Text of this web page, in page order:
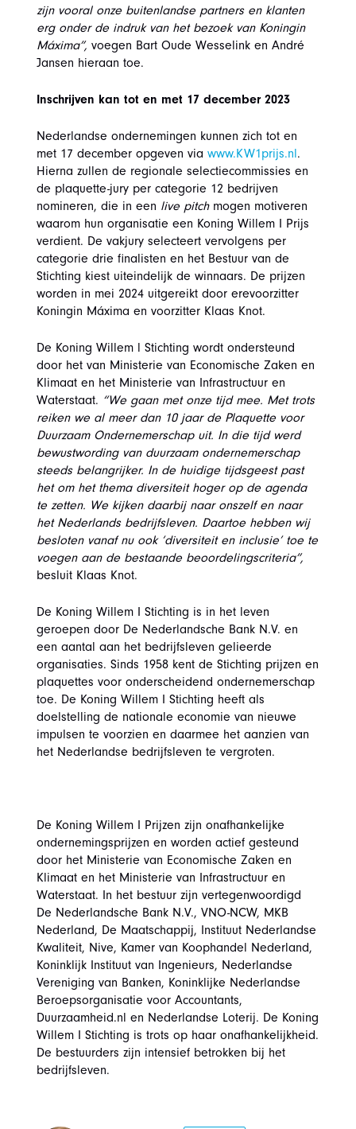
zijn vooral onze buitenlandse partners en klanten
erg onder de indruk van het bezoek van Koningin
Máxima”, voegen Bart Oude Wesselink en André
Jansen hieraan toe.
Inschrijven kan tot en met 17 december 2023
Nederlandse ondernemingen kunnen zich tot en
met 17 december opgeven via www.KW1prijs.nl.
Hierna zullen de regionale selectiecommissies en
de plaquette-jury per categorie 12 bedrijven
nomineren, die in een live pitchmogen motiveren
waarom hun organisatie een Koning Willem I Prijs
verdient. De vakjury selecteert vervolgens per
categorie drie finalisten en het Bestuur van de
Stichting kiest uiteindelijk de winnaars. De prijzen
worden in mei 2024 uitgereikt door erevoorzitter
Koningin Máxima en voorzitter Klaas Knot.
De Koning Willem l Stichting wordt ondersteund
door het van Ministerie van Economische Zaken en
Klimaat en het Ministerie van Infrastructuur en
Waterstaat. “We gaan met onze tijd mee. Met trots
reiken we al meer dan 10 jaar de Plaquette voor
Duurzaam Ondernemerschap uit. In die tijd werd
bewustwording van duurzaam ondernemerschap
steeds belangrijker. In de huidige tijdsgeest past
het om het thema diversiteit hoger op de agenda
te zetten. We kijken daarbij naar onszelf en naar
het Nederlands bedrijfsleven. Daartoe hebben wij
besloten vanaf nu ook ‘diversiteit en inclusie’ toe te
voegen aan de bestaande beoordelingscriteria”,
besluit Klaas Knot.
De Koning Willem I Stichting is in het leven
geroepen door De Nederlandsche Bank N.V. en
een aantal aan het bedrijfsleven gelieerde
organisaties. Sinds 1958 kent de Stichting prijzen en
plaquettes voor onderscheidend ondernemerschap
toe. De Koning Willem I Stichting heeft als
doelstelling de nationale economie van nieuwe
impulsen te voorzien en daarmee het aanzien van
het Nederlandse bedrijfsleven te vergroten.
De Koning Willem I Prijzen zijn onafhankelijke
ondernemingsprijzen en worden actief gesteund
door het Ministerie van Economische Zaken en
Klimaat en het Ministerie van Infrastructuur en
Waterstaat. In het bestuur zijn vertegenwoordigd
De Nederlandsche Bank N.V., VNO-NCW, MKB
Nederland, De Maatschappij, Instituut Nederlandse
Kwaliteit, Nive, Kamer van Koophandel Nederland,
Koninklijk Instituut van Ingenieurs, Nederlandse
Vereniging van Banken, Koninklijke Nederlandse
Beroepsorganisatie voor Accountants,
Duurzaamheid.nl en Nederlandse Loterij. De Koning
Willem I Stichting is trots op haar onafhankelijkheid.
De bestuurders zijn intensief betrokken bij het
bedrijfsleven.